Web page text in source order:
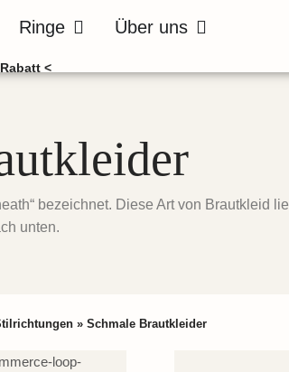
Bräutigammode
Ringe Öffne RingeÜber uns Öffne Über uns
<
bezeichnet. Diese Art von Brautkleid
unten.
» Schmale Brautkleider